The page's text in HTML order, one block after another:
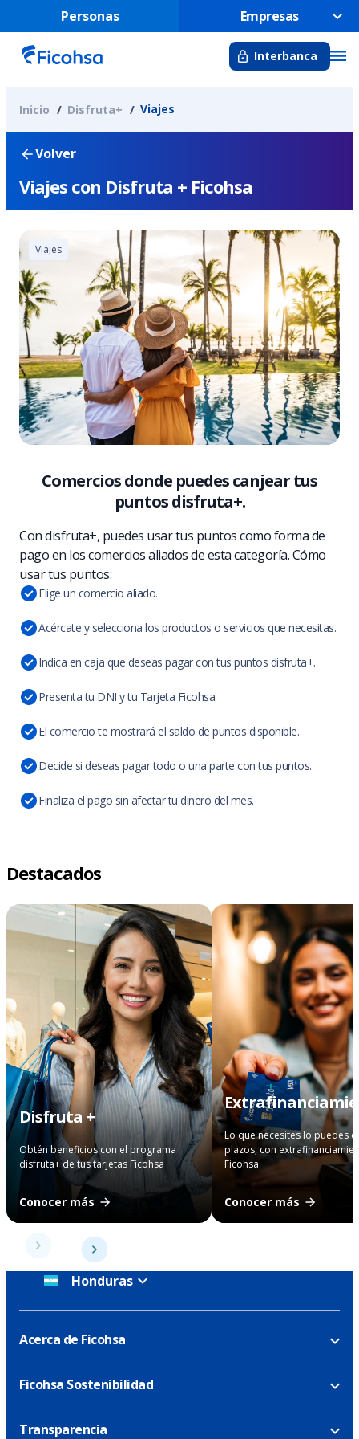
Personas Empresas
Interbanca
Inicio Disfruta+ Viajes
Volver
Viajes con Disfruta + Ficohsa
Viajes
Comercios donde puedes canjear tus
puntos disfruta+.
Con disfruta+, puedes usar tus puntos como forma de
pago en los comercios aliados de esta categoría. Cómo
usar tus puntos:
Elige un comercio aliado.
Acércate y selecciona los productos o servicios que necesitas.
Indica en caja que deseas pagar con tus puntos disfruta+.
Presenta tu DNI y tu Tarjeta Ficohsa.
El comercio te mostrará el saldo de puntos disponible.
Decide si deseas pagar todo o una parte con tus puntos.
Finaliza el pago sin afectar tu dinero del mes.
Destacados
Disfruta +
Obtén beneficios con el programa
disfruta+ de tus tarjetas Ficohsa
Conocer más
Lo que necesites lo puedes
plazos, con
Ficohsa
Conocer más
Honduras
Acerca de Ficohsa
Ficohsa Sostenibilidad
Transparencia